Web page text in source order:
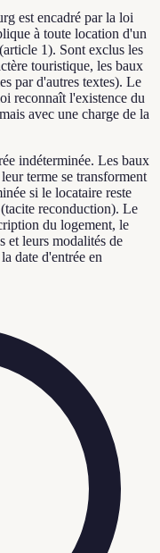
est encadré par la loi
à toute location d'un
1). Sont exclus les
touristique, les baux
par d'autres textes). Le
reconnaît l'existence du
avec une charge de la
indéterminée. Les baux
terme se transforment
si le locataire reste
reconduction). Le
du logement, le
et leurs modalités de
date d'entrée en